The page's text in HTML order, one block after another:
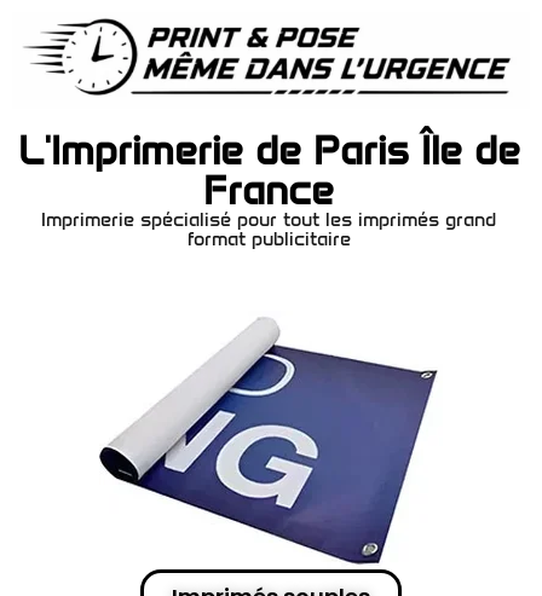
L'Imprimerie de Paris Île de
France
Imprimerie spécialisé pour tout les imprimés grand
format publicitaire